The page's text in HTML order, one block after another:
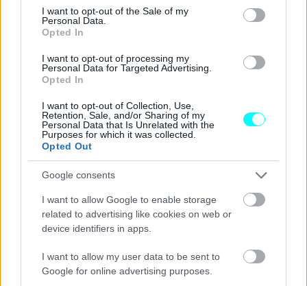
consent section.
I want to opt-out of the Sale of my
Personal Data.
Opted In
I want to opt-out of processing my
Personal Data for Targeted Advertising.
Opted In
I want to opt-out of Collection, Use,
Retention, Sale, and/or Sharing of my
Personal Data that Is Unrelated with the
Purposes for which it was collected.
Opted Out
Google consents
I want to allow Google to enable storage
related to advertising like cookies on web or
device identifiers in apps.
I want to allow my user data to be sent to
Google for online advertising purposes.
Το υβριδικό σύστημα εξακολουθεί να παράγει εκπομπές
CO2 από102 γρ./χλμ.(WLTP) με κατανάλωση καυσίμου
4,5 λτ./100 χλμ.(WLTP) στο Jazz και
(WLTP) και 4,8 λτ./100 χλμ.(WLTP) στο Jazz Crosstar.
Παρεμβάσεις, τέλος, έχει δεχθεί και τοαυτόματο